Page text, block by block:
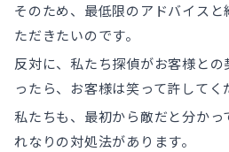
そのため、最低限のアドバイス
ただきたいのです。
反対に、私たち探偵がお客様と
ったら、お客様は笑って許してく
私たちも、最初から敵だと分かっ
れなりの対処法があります。